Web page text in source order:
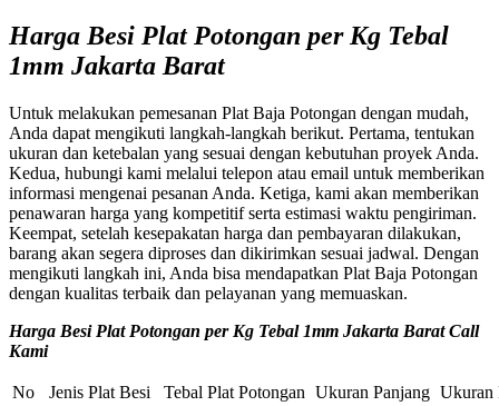
Harga Besi Plat Potongan per Kg Tebal
1mm Jakarta Barat
Untuk melakukan pemesanan Plat Baja Potongan dengan mudah,
Anda dapat mengikuti langkah-langkah berikut. Pertama, tentukan
ukuran dan ketebalan yang sesuai dengan kebutuhan proyek Anda.
Kedua, hubungi kami melalui telepon atau email untuk memberikan
informasi mengenai pesanan Anda. Ketiga, kami akan memberikan
penawaran harga yang kompetitif serta estimasi waktu pengiriman.
Keempat, setelah kesepakatan harga dan pembayaran dilakukan,
barang akan segera diproses dan dikirimkan sesuai jadwal. Dengan
mengikuti langkah ini, Anda bisa mendapatkan Plat Baja Potongan
dengan kualitas terbaik dan pelayanan yang memuaskan.
Harga Besi Plat Potongan per Kg Tebal 1mm Jakarta Barat Call
Kami
No Jenis Plat Besi Tebal Plat Potongan Ukuran Panjang Ukuran